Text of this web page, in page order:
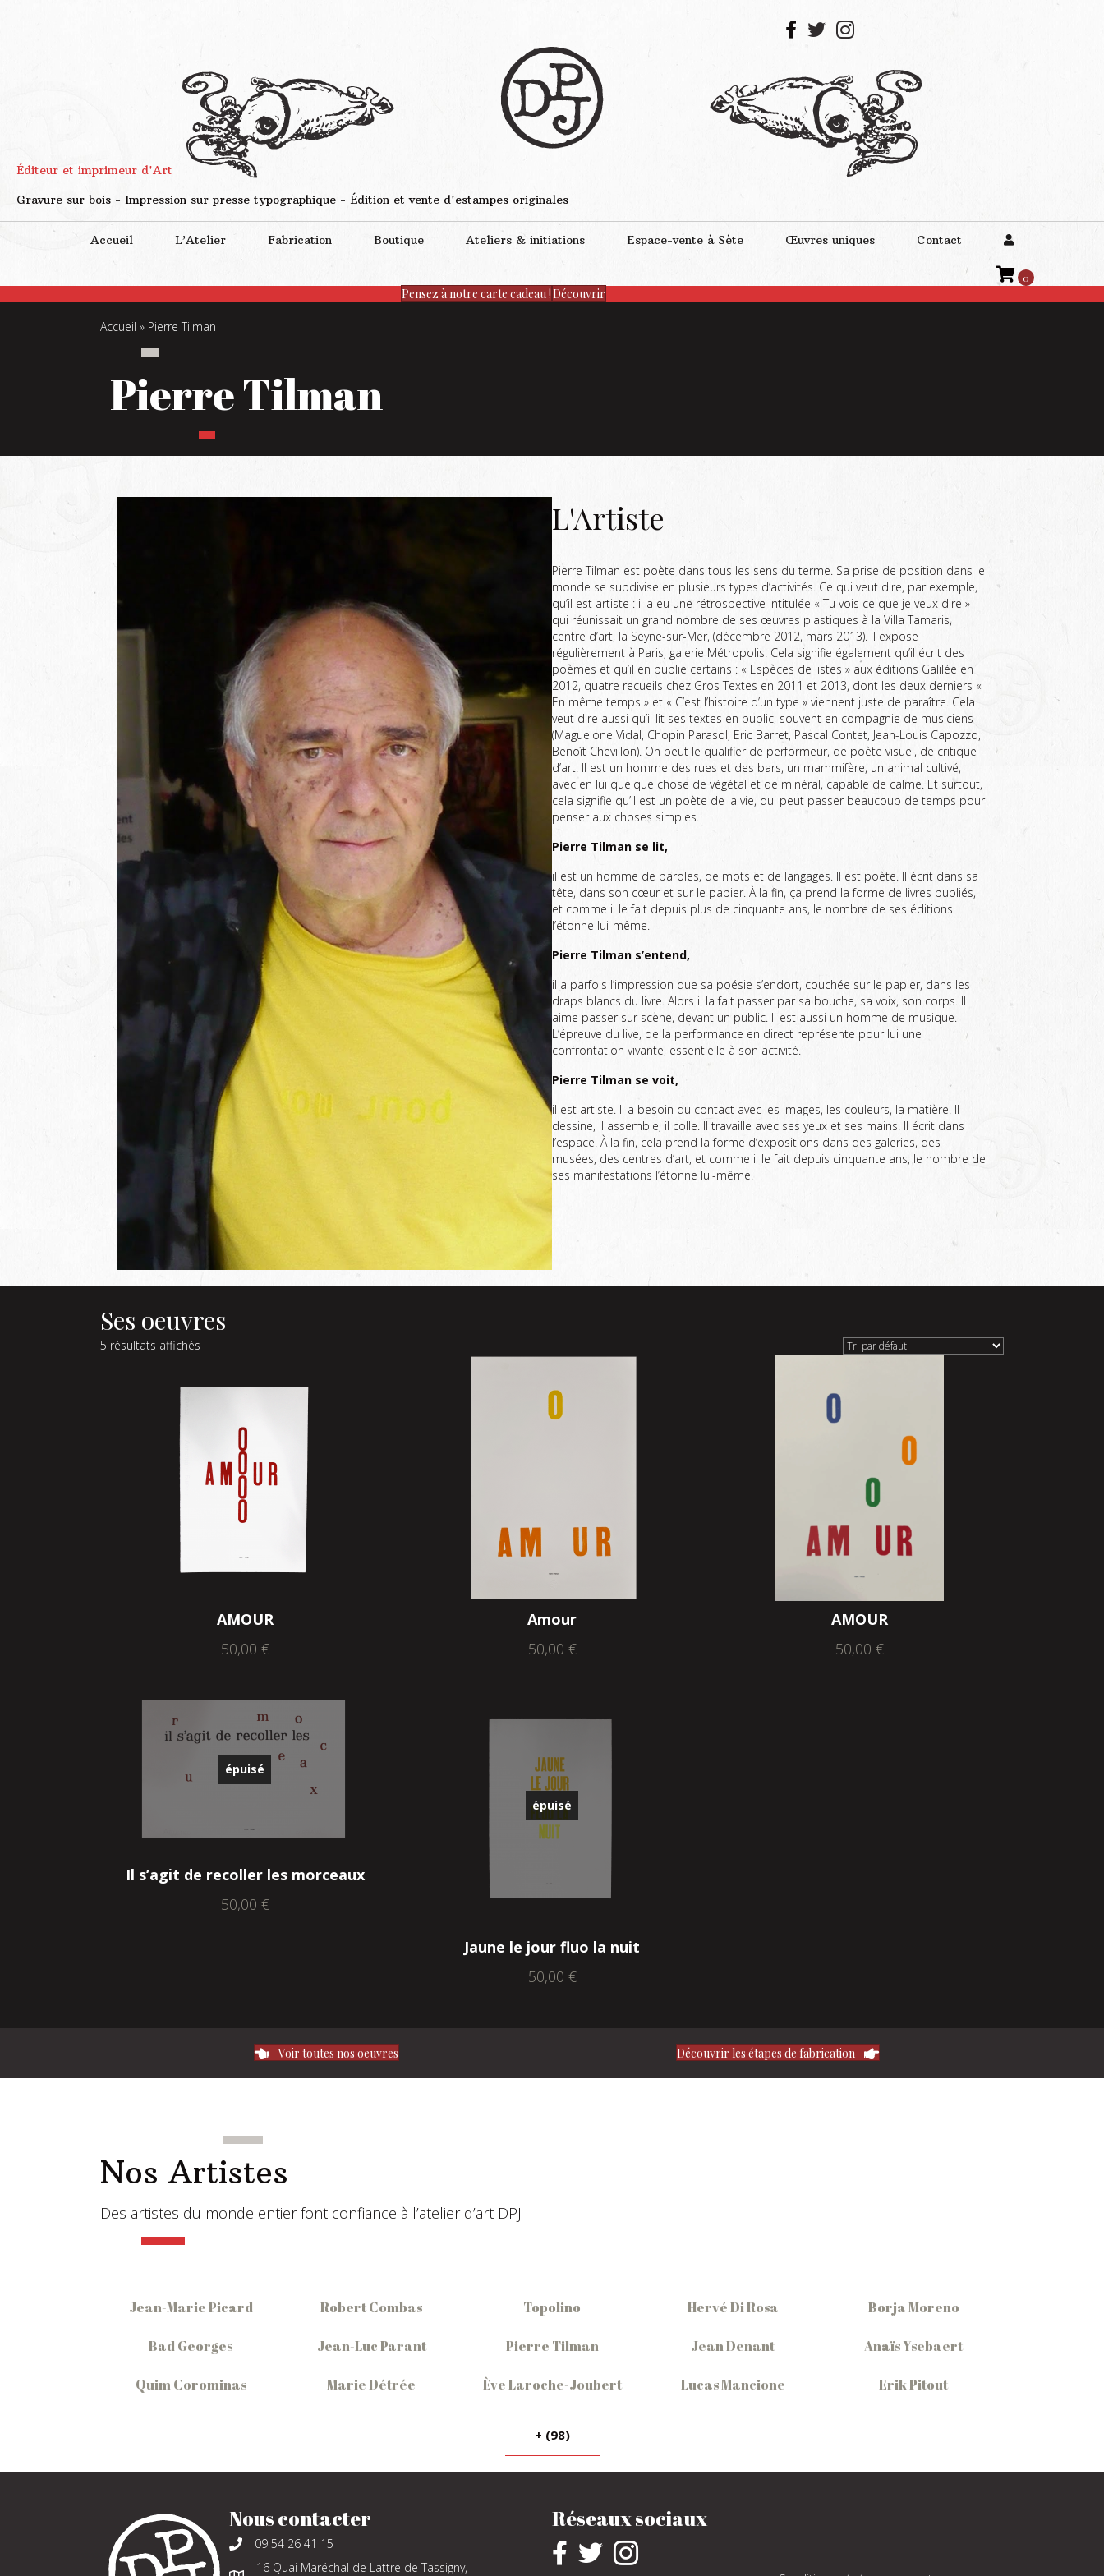
Éditeur et imprimeur d'Art
Gravure sur bois - Impression sur presse typographique - Édition et vente d'estampes originales
Accueil L’Atelier Fabrication Boutique Ateliers & initiations Espace-vente à Sète Œuvres uniques Contact
0
Pensez à notre carte cadeau !Découvrir
Accueil » Pierre Tilman
Pierre Tilman
L'Artiste
Pierre Tilman est poète dans tous les sens du terme. Sa prise de position dans le
monde se subdivise en plusieurs types d’activités. Ce qui veut dire, par exemple,
qu’il est artiste : il a eu une rétrospective intitulée « Tu vois ce que je veux dire »
qui réunissait un grand nombre de ses œuvres plastiques à la Villa Tamaris,
centre d’art, la Seyne-sur-Mer, (décembre 2012, mars 2013). Il expose
régulièrement à Paris, galerie Métropolis. Cela signifie également qu’il écrit des
poèmes et qu’il en publie certains : « Espèces de listes » aux éditions Galilée en
2012, quatre recueils chez Gros Textes en 2011 et 2013, dont les deux derniers «
En même temps » et « C’est l’histoire d’un type » viennent juste de paraître. Cela
veut dire aussi qu’il lit ses textes en public, souvent en compagnie de musiciens
(Maguelone Vidal, Chopin Parasol, Eric Barret, Pascal Contet, Jean-Louis Capozzo,
Benoît Chevillon). On peut le qualifier de performeur, de poète visuel, de critique
d’art. Il est un homme des rues et des bars, un mammifère, un animal cultivé,
avec en lui quelque chose de végétal et de minéral, capable de calme. Et surtout,
cela signifie qu’il est un poète de la vie, qui peut passer beaucoup de temps pour
penser aux choses simples.
Pierre Tilman se lit,
il est un homme de paroles, de mots et de langages. Il est poète. Il écrit dans sa
tête, dans son cœur et sur le papier. À la fin, ça prend la forme de livres publiés,
et comme il le fait depuis plus de cinquante ans, le nombre de ses éditions
l’étonne lui-même.
Pierre Tilman s’entend,
il a parfois l’impression que sa poésie s’endort, couchée sur le papier, dans les
draps blancs du livre. Alors il la fait passer par sa bouche, sa voix, son corps. Il
aime passer sur scène, devant un public. Il est aussi un homme de musique.
L’épreuve du live, de la performance en direct représente pour lui une
confrontation vivante, essentielle à son activité.
Pierre Tilman se voit,
il est artiste. Il a besoin du contact avec les images, les couleurs, la matière. Il
dessine, il assemble, il colle. Il travaille avec ses yeux et ses mains. Il écrit dans
l’espace. À la fin, cela prend la forme d’expositions dans des galeries, des
musées, des centres d’art, et comme il le fait depuis cinquante ans, le nombre de
ses manifestations l’étonne lui-même.
Ses oeuvres
5 résultats affichés
AMOUR
50,00 €
Amour
50,00 €
AMOUR
50,00 €
épuisé
Il s’agit de recoller les morceaux
50,00 €
épuisé
Jaune le jour fluo la nuit
50,00 €
Voir toutes nos oeuvres Découvrir les étapes de fabrication
Nos Artistes
Des artistes du monde entier font confiance à l’atelier d’art DPJ
Jean-Marie Picard Robert Combas Topolino Hervé Di Rosa Borja Moreno
Bad Georges Jean-Luc Parant Pierre Tilman Jean Denant Anaïs Ysebaert
Quim Corominas Marie Détrée Ève Laroche-Joubert Lucas Mancione Erik Pitout
+ (98)
Nous contacter
09 54 26 41 15
16 Quai Maréchal de Lattre de Tassigny,
Réseaux sociaux